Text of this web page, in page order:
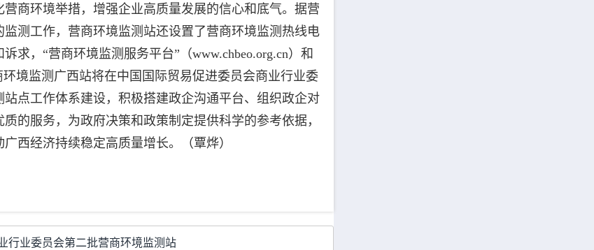
商环境举措，增强企业高质量发展的信心和底气。据营
测工作，营商环境监测站还设置了营商环境监测热线电
求，“营商环境监测服务平台”（www.chbeo.org.cn）和
境监测广西站将在中国国际贸易促进委员会商业行业委
点工作体系建设，积极搭建政企沟通平台、组织政企对
的服务，为政府决策和政策制定提供科学的参考依据，
西经济持续稳定高质量增长。（覃烨）
行业委员会第二批营商环境监测站